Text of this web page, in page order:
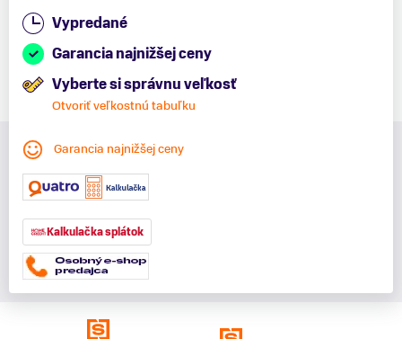
Vypredané
Garancia najnižšej ceny
Vyberte si správnu veľkosť
Otvoriť veľkostnú tabuľku
Garancia najnižšej ceny
Kalkulačka splátok